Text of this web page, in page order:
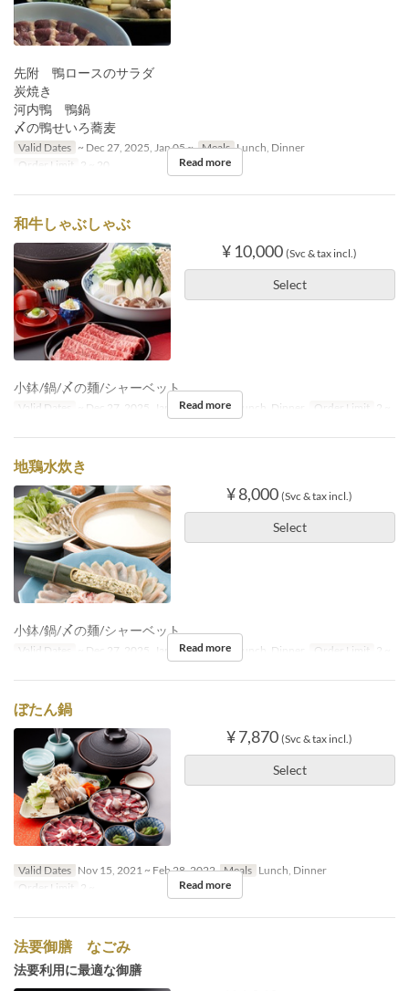
先附 鴨ロースのサラダ
炭焼き
河内鴨 鴨鍋
〆の鴨せいろ蕎麦
Valid Dates ~ Dec 27, 2025, Jan 05 ~ Meals Lunch, Dinner
Order Limit
2 ~ 20 Read more
和牛しゃぶしゃぶ
¥ 10,000 (Svc & tax incl.)
Select
小鉢/鍋/〆の麺/シャーベット
Valid Dates ~ Dec 27, 2025, Jan 05 ~ Meals Lunch, Dinner Order Limit 2 ~
Read more
地鶏水炊き
¥ 8,000 (Svc & tax incl.)
Select
小鉢/鍋/〆の麺/シャーベット
Valid Dates ~ Dec 27, 2025, Jan 05 ~ Meals Lunch, Dinner Order Limit 2 ~
Read more
ぼたん鍋
¥ 7,870 (Svc & tax incl.)
Select
Valid Dates Nov 15, 2021 ~ Feb 28, 2022 Meals Lunch, Dinner
Order Limit
2 ~ Read more
法要御膳 なごみ
法要利用に最適な御膳